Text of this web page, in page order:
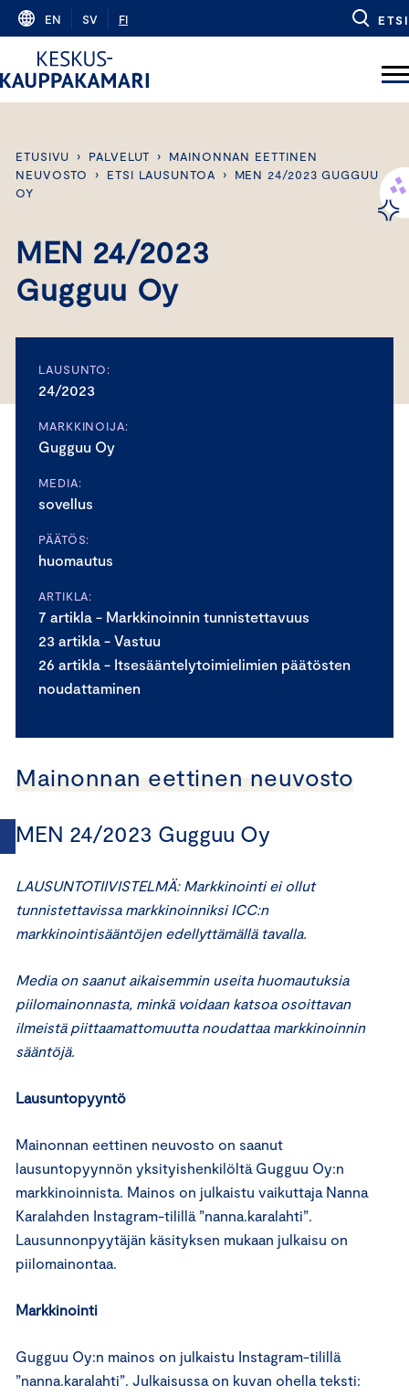
Skip
content
EN SV FI ETSI
ETUSIVU › PALVELUT ›
MAINONNAN EETTINEN
NEUVOSTO
› ETSI LAUSUNTOA ›
MEN 24/2023 GUGGUU
OY
MEN 24/2023
Gugguu Oy
LAUSUNTO:
24/2023
MARKKINOIJA:
Gugguu Oy
MEDIA:
sovellus
PÄÄTÖS:
huomautus
ARTIKLA:
7 artikla - Markkinoinnin tunnistettavuus
23 artikla - Vastuu
26 artikla - Itsesääntelytoimielimien päätösten
noudattaminen
Mainonnan eettinen neuvosto
MEN 24/2023 Gugguu Oy
LAUSUNTOTIIVISTELMÄ: Markkinointi ei ollut
tunnistettavissa markkinoinniksi ICC:n
markkinointisääntöjen edellyttämällä tavalla.
Media on saanut aikaisemmin useita huomautuksia
piilomainonnasta, minkä voidaan katsoa osoittavan
ilmeistä piittaamattomuutta noudattaa markkinoinnin
sääntöjä.
Lausuntopyyntö
Mainonnan eettinen neuvosto on saanut
lausuntopyynnön yksityishenkilöltä Gugguu Oy:n
markkinoinnista. Mainos on julkaistu vaikuttaja Nanna
Karalahden Instagram-tilillä ”nanna.karalahti”.
Lausunnonpyytäjän käsityksen mukaan julkaisu on
piilomainontaa.
Markkinointi
Gugguu Oy:n mainos on julkaistu Instagram-tilillä
”nanna.karalahti”. Julkaisussa on kuvan ohella teksti: